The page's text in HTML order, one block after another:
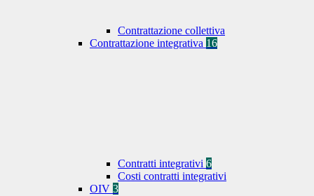
Contrattazione collettiva
Contrattazione integrativa 16
Contratti integrativi 6
Costi contratti integrativi
OIV 3